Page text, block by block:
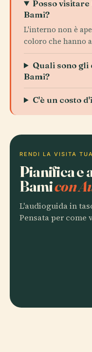
Posso
Bami?
L'interno non è
coloro che hanno
Quali sono
Bami?
C'è un costo
RENDI LA VISITA TUA
Pianifica e
Bamicon
L'audioguida in
Pensata per come